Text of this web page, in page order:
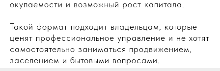
окупаемости и возможный рост капитала.
Такой формат подходит владельцам, которые
ценят профессиональное управление и не хотят
самостоятельно заниматься продвижением,
заселением и бытовыми вопросами.